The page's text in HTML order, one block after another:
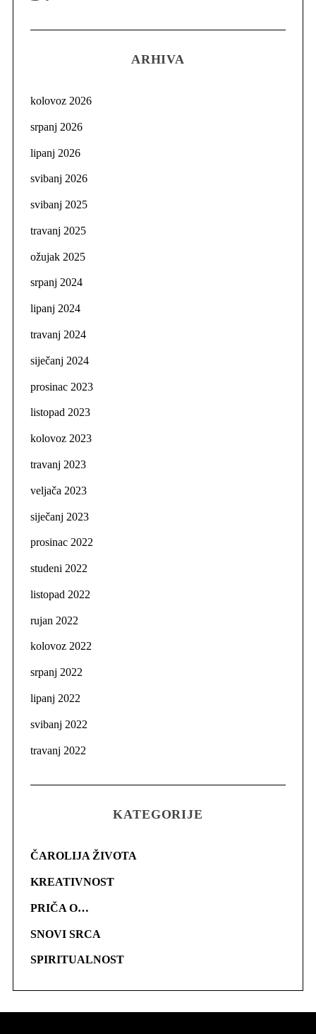
ARHIVA
kolovoz 2026
srpanj 2026
lipanj 2026
svibanj 2026
svibanj 2025
travanj 2025
ožujak 2025
srpanj 2024
lipanj 2024
travanj 2024
siječanj 2024
prosinac 2023
listopad 2023
kolovoz 2023
travanj 2023
veljača 2023
siječanj 2023
prosinac 2022
studeni 2022
listopad 2022
rujan 2022
kolovoz 2022
srpanj 2022
lipanj 2022
svibanj 2022
travanj 2022
KATEGORIJE
ČAROLIJA ŽIVOTA
KREATIVNOST
PRIČA O…
SNOVI SRCA
SPIRITUALNOST